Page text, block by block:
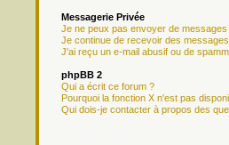
Messagerie Privée
Je ne peux pas envoyer de messages
Je continue de recevoir des
J'ai reçu un e-mail abusif ou de
phpBB 2
Qui a écrit ce forum ?
Pourquoi la fonction X n'est pas
Qui dois-je contacter à propos des